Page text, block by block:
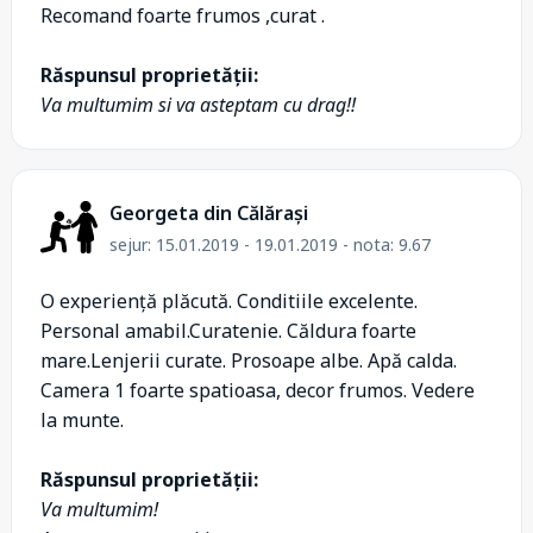
Recomand foarte frumos ,curat .
Răspunsul proprietății:
Va multumim si va asteptam cu drag!!
Georgeta din Călărași
sejur: 15.01.2019 - 19.01.2019 - nota: 9.67
O experiență plăcută. Conditiile excelente.
Personal amabil.Curatenie. Căldura foarte
mare.Lenjerii curate. Prosoape albe. Apă calda.
Camera 1 foarte spatioasa, decor frumos. Vedere
la munte.
Răspunsul proprietății:
Va multumim!